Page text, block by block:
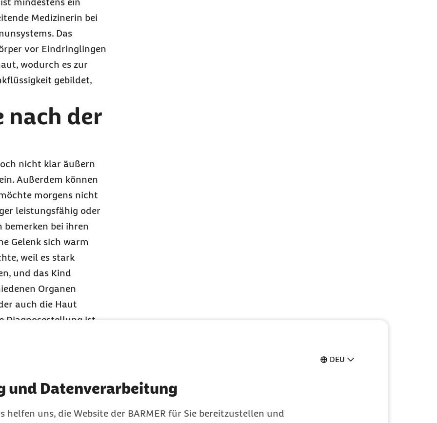
DEU
und Datenverarbeitung
helfen uns, die Website der BARMER für Sie bereitzustellen und
Medizinerin bei
Das
vor Eindringlingen
wodurch es zur
gebildet,
nach der
nicht klar äußern
Außerdem können
morgens nicht
leistungsfähig oder
bei ihren
Gelenk sich warm
weil es stark
und das Kind
Organen
auch die Haut
Diagnosestellung ist
einen Kinderarzt
und
die Überweisung an
je früher
JIA
Chancen, die